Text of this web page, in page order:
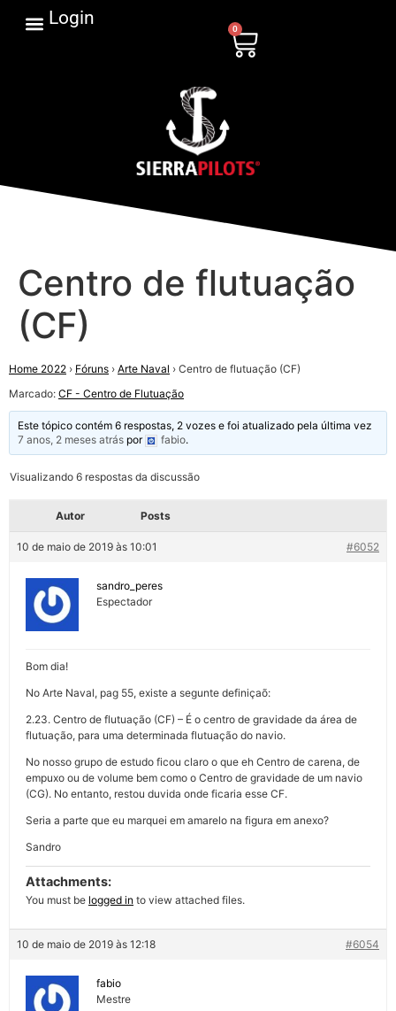
Login
0
Centro de flutuação
(CF)
Home 2022 › Fóruns › Arte Naval › Centro de flutuação (CF)
Marcado: CF - Centro de Flutuação
Este tópico contém 6 respostas, 2 vozes e foi atualizado pela última vez
7 anos, 2 meses atrás por fabio.
Visualizando 6 respostas da discussão
Autor Posts
10 de maio de 2019 às 10:01 #6052
sandro_peres
Espectador
Bom dia!
No Arte Naval, pag 55, existe a segunte definiçaõ:
2.23. Centro de flutuação (CF) – É o centro de gravidade da área de
flutuação, para uma determinada flutuação do navio.
No nosso grupo de estudo ficou claro o que eh Centro de carena, de
empuxo ou de volume bem como o Centro de gravidade de um navio
(CG). No entanto, restou duvida onde ficaria esse CF.
Seria a parte que eu marquei em amarelo na figura em anexo?
Sandro
Attachments:
You must be logged in to view attached files.
10 de maio de 2019 às 12:18 #6054
fabio
Mestre